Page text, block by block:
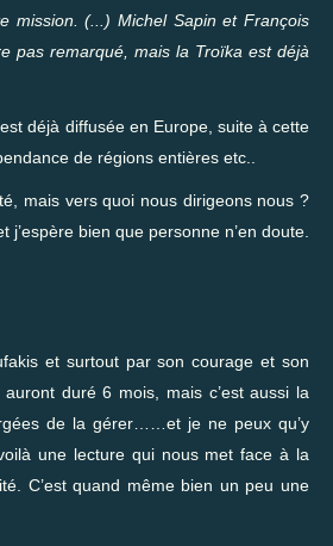
mission. (...) Michel Sapin et François
pas remarqué, mais la Troïka est déjà
déjà diffusée en Europe, suite à cette
de régions entières etc..
mais vers quoi nous dirigeons nous ?
bien que personne n’en doute.
et surtout par son courage et son
duré 6 mois, mais c’est aussi la
de la gérer……et je ne peux qu’y
une lecture qui nous met face à la
C’est quand même bien un peu une